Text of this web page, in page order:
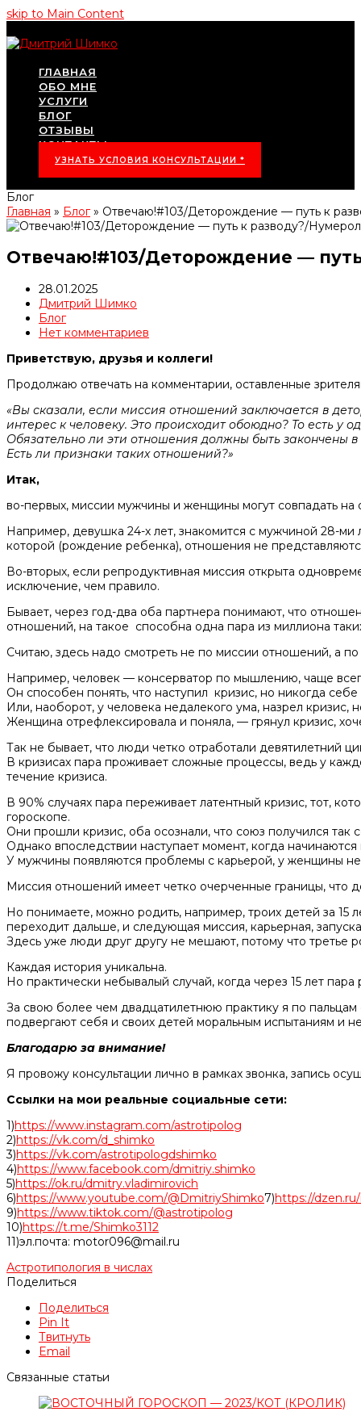
skip to Main Content
ГЛАВНАЯ
ОБО МНЕ
УСЛУГИ
БЛОГ
ОТЗЫВЫ
КОНТАКТЫ
УЗНАТЬ УСЛОВИЯ КОНСУЛЬТАЦИИ *
Блог
Главная » Блог» Отвечаю!#103/Деторождение — путь к
Отвечаю!#103/Деторождение —
28.01.2025
Дмитрий Шимко
Блог
Нет комментариев
Приветствую, друзья и коллеги!
Продолжаю отвечать на комментарии, оставленные
«Вы сказали, если миссия отношений заключается в
интерес к человеку. Это происходит обоюдно? То есть
Обязательно ли эти отношения должны быть закончены
Есть ли признаки таких отношений?»
Итак,
во-первых, миссии мужчины и женщины могут совпадать на
Например, девушка 24-х лет, знакомится с мужчиной 28-
которой (рождение ребенка), отношения не
Во-вторых, если репродуктивная миссия открыта
исключение, чем правило.
Бывает, через год-два оба партнера понимают, что
отношений, на такое способна одна пара из миллиона
Считаю, здесь надо смотреть не по миссии отношений, а
Например, человек — консерватор по мышлению, чаще
Он способен понять, что наступил кризис, но никогда
Или, наоборот, у человека недалекого ума, назрел
Женщина отрефлексировала и поняла, — грянул кризис,
Так не бывает, что люди четко отработали девятилетний
В кризисах пара проживает сложные процессы, ведь у
течение кризиса.
В 90% случаях пара переживает латентный кризис, тот,
гороскопе.
Они прошли кризис, оба осознали, что союз получился так
Однако впоследствии наступает момент, когда начинаются
У мужчины появляются проблемы с карьерой, у женщины не
Миссия отношений имеет четко очерченные границы, что
Но понимаете, можно родить, например, троих детей за 15
переходит дальше, и следующая миссия, карьерная,
Здесь уже люди друг другу не мешают, потому что
Каждая история уникальна.
Но практически небывалый случай, когда через 15 лет
За свою более чем двадцатилетнюю практику я по
подвергают себя и своих детей моральным испытаниям и
Благодарю за внимание!
Я провожу консультации лично в рамках звонка, запись
Ссылки на мои реальные социальные сети:
1)https://www.instagram.com/astrotipolog
2)https://vk.com/d_shimko
3)https://vk.com/astrotipologdshimko
4)https://www.facebook.com/dmitriy.shimko
5)https://ok.ru/dmitry.vladimirovich
6)https://www.youtube.com/@DmitriyShimko7)https://
9)https://www.tiktok.com/@astrotipolog
10)https://t.me/Shimko3112
11)эл.почта: motor096@mail.ru
Астротипология в числах
Поделиться
Поделиться
Pin It
Твитнуть
Email
Связанные статьи